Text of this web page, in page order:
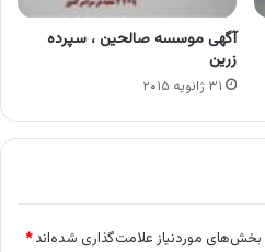
آگهی موسسه صالحین ، سپرده
زرین
۳۱ ژانویه ۲۰۱۵
بخش‌های موردنیاز علامت‌گذاری شده‌اند*